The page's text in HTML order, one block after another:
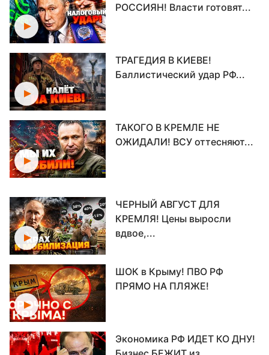
РОССИЯН! Власти готовят...
ТРАГЕДИЯ В КИЕВЕ!
Баллистический удар РФ...
ТАКОГО В КРЕМЛЕ НЕ
ОЖИДАЛИ! ВСУ оттесняют...
ЧЕРНЫЙ АВГУСТ ДЛЯ
КРЕМЛЯ! Цены выросли
вдвое,...
ШОК в Крыму! ПВО РФ
ПРЯМО НА ПЛЯЖЕ!
Экономика РФ ИДЕТ КО ДНУ!